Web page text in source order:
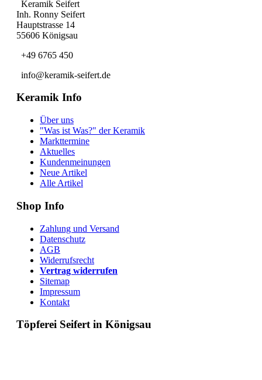
Keramik Seifert
Inh. Ronny Seifert
Hauptstrasse 14
55606 Königsau
+49 6765 450
info@keramik-seifert.de
Keramik Info
Über uns
"Was ist Was?" der Keramik
Markttermine
Aktuelles
Kundenmeinungen
Neue Artikel
Alle Artikel
Shop Info
Zahlung und Versand
Datenschutz
AGB
Widerrufsrecht
Vertrag widerrufen
Sitemap
Impressum
Kontakt
Töpferei Seifert in Königsau